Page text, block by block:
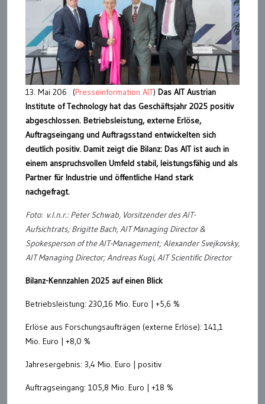
13. Mai 206 (Presseinformation AIT) Das AIT Austrian
Institute of Technology hat das Geschäftsjahr 2025 positiv
abgeschlossen. Betriebsleistung, externe Erlöse,
Auftragseingang und Auftragsstand entwickelten sich
deutlich positiv. Damit zeigt die Bilanz: Das AIT ist auch in
einem anspruchsvollen Umfeld stabil, leistungsfähig und als
Partner für Industrie und öffentliche Hand stark
nachgefragt.
Foto: v.l.n.r.: Peter Schwab, Vorsitzender des AIT-
Aufsichtrats; Brigitte Bach, AIT Managing Director &
Spokesperson of the AIT-Management; Alexander Svejkovsky,
AIT Managing Director; Andreas Kugi, AIT Scientific Director
Bilanz-Kennzahlen 2025 auf einen Blick
Betriebsleistung: 230,16 Mio. Euro | +5,6 %
Erlöse aus Forschungsaufträgen (externe Erlöse): 141,1
Mio. Euro | +8,0 %
Jahresergebnis: 3,4 Mio. Euro | positiv
Auftragseingang: 105,8 Mio. Euro | +18 %